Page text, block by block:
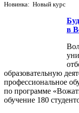
Новинка: Новый курс
в
образовательную
профессиональное
по программе
обучение 180